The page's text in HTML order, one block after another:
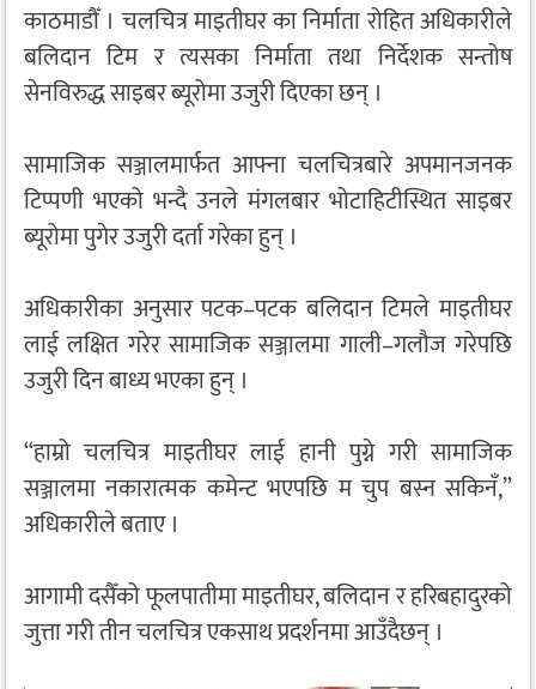
काठमाडौँ । चलचित्र माइतीघर का निर्माता रोहित अधिकारीले
बलिदान टिम र त्यसका निर्माता तथा निर्देशक सन्तोष
सेनविरुद्ध साइबर ब्यूरोमा उजुरी दिएका छन् ।
सामाजिक सञ्जालमार्फत आफ्ना चलचित्रबारे अपमानजनक
टिप्पणी भएको भन्दै उनले मंगलबार भोटाहिटीस्थित साइबर
ब्यूरोमा पुगेर उजुरी दर्ता गरेका हुन् ।
अधिकारीका अनुसार पटक–पटक बलिदान टिमले माइतीघर
लाई लक्षित गरेर सामाजिक सञ्जालमा गाली–गलौज गरेपछि
उजुरी दिन बाध्य भएका हुन् ।
“हाम्रो चलचित्र माइतीघर लाई हानी पुग्ने गरी सामाजिक
सञ्जालमा नकारात्मक कमेन्ट भएपछि म चुप बस्न सकिनँ,”
अधिकारीले बताए ।
आगामी दसैँको फूलपातीमा माइतीघर, बलिदान र हरिबहादुरको
जुत्ता गरी तीन चलचित्र एकसाथ प्रदर्शनमा आउँदैछन् ।